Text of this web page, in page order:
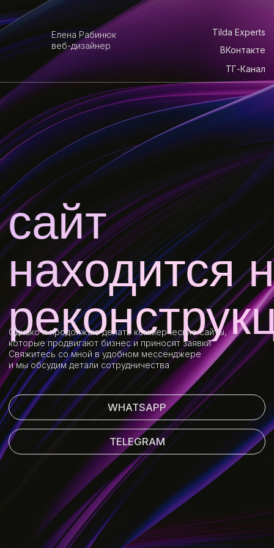
сайт
находится на
реконструкции
веб-дизайнер
Однако я продолжаю делать коммерческие сайты,
которые продвигают бизнес и приносят заявки
Свяжитесь со мной в удобном мессенджере
и мы обсудим детали сотрудничества
WHATSAPP
TELEGRAM